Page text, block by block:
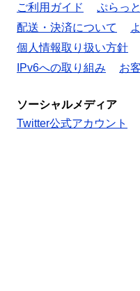
ご利用ガイド
ぷらっ
配送・決済について
個人情報取り扱い方針
IPv6への取り組み
お
ソーシャルメディア
Twitter公式アカウント